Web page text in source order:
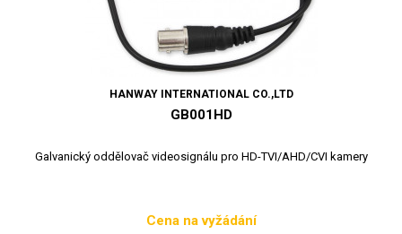
HANWAY INTERNATIONAL CO.,LTD
GB001HD
Galvanický oddělovač videosignálu pro HD-TVI/AHD/CVI kamery
Cena
Cena na vyžádání